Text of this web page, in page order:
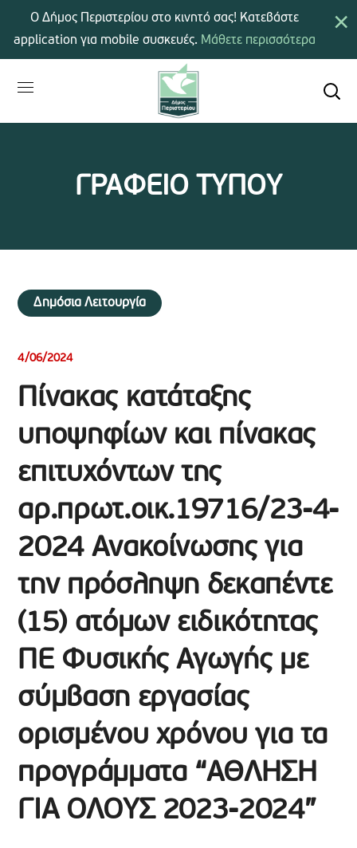
ΓΡΑΦΕΙΟ ΤΥΠΟΥ
Δημόσια Λειτουργία
4/06/2024
Πίνακας κατάταξης
υποψηφίων και πίνακας
επιτυχόντων της
αρ.πρωτ.οικ.19716/23-4-
2024 Ανακοίνωσης για
την πρόσληψη δεκαπέντε
(15) ατόμων ειδικότητας
ΠΕ Φυσικής Αγωγής με
σύμβαση εργασίας
ορισμένου χρόνου για τα
προγράμματα “ΑΘΛΗΣΗ
ΓΙΑ ΟΛΟΥΣ 2023-2024”
×
Ο Δήμος Περιστερίου στο κινητό σας! Κατεβάστε
application για mobile συσκευές. Μάθετε περισσότερα